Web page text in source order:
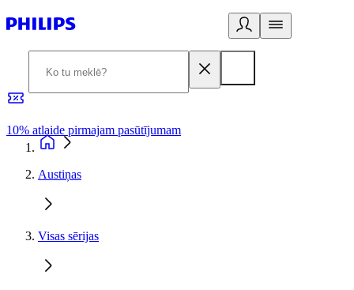
10% atlaide pirmajam pasūtījumam
Austiņas
Visas sērijas